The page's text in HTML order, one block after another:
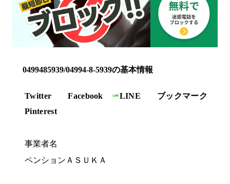
0499485939/04994-8-5939の基本情報
Twitter Facebook LINE
ブックマーク
Pinterest
事業者名
ペンションＡＳＵＫＡ